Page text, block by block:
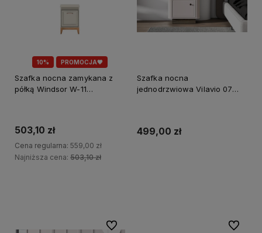
10% PROMOCJA🖤
Szafka nocna zamykana z
półką Windsor W-11
503,10 zł
Cena regularna: 559,00 zł
Najniższa cena: 503,10 zł
Szafka nocna
jednodrzwiowa Vilavio 07
499,00 zł
Do ulubionych Do